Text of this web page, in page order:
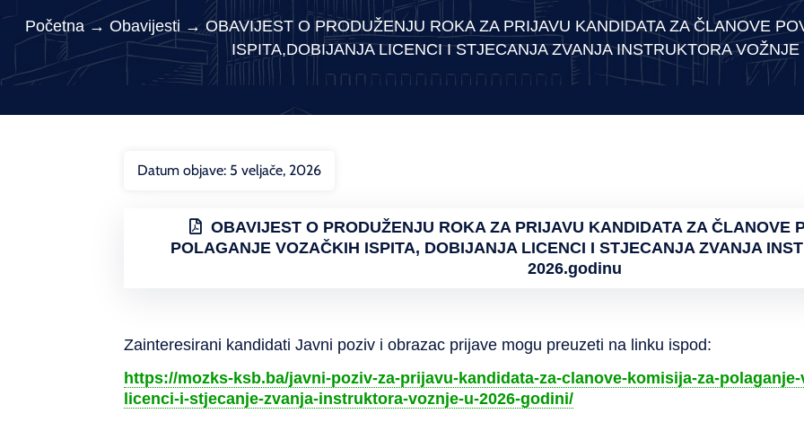
Početna→ Obavijesti →OBAVIJEST O PRODUŽENJU ROKA ZA PRIJAVU KANDIDATA ZA ČLANOVE
ISPITA,DOBIJANJA LICENCI I STJECANJA ZVANJA INSTRUKTORA
Datum objave: 5 veljače, 2026
OBAVIJEST O PRODUŽENJU ROKA ZA PRIJAVU KANDIDATA ZA ČLANOVE
POLAGANJE VOZAČKIH ISPITA, DOBIJANJA LICENCI I STJECANJA ZVANJA
2026.godinu
Zainteresirani kandidati Javni poziv i obrazac prijave mogu preuzeti na linku ispod:
https://mozks-ksb.ba/javni-poziv-za-prijavu-kandidata-za-clanove-komisija-za-
licenci-i-stjecanje-zvanja-instruktora-voznje-u-2026-godini/